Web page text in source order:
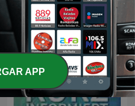
de
APP